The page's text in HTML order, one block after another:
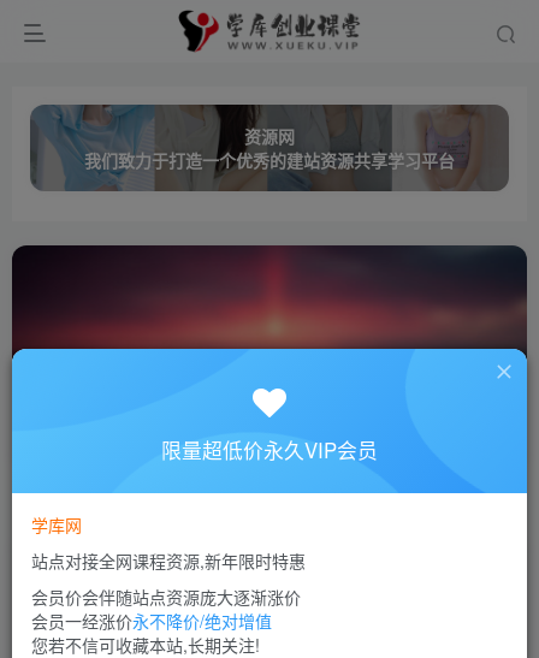
资源网
我们致力于打造一个优秀的建站资源共享学习平台
排序
限量超低价永久VIP会员
学库网
站点对接全网课程资源,新年限时特惠
会员价会伴随站点资源庞大逐渐涨价
会员一经涨价永不降价/绝对增值
您若不信可收藏本站,长期关注!